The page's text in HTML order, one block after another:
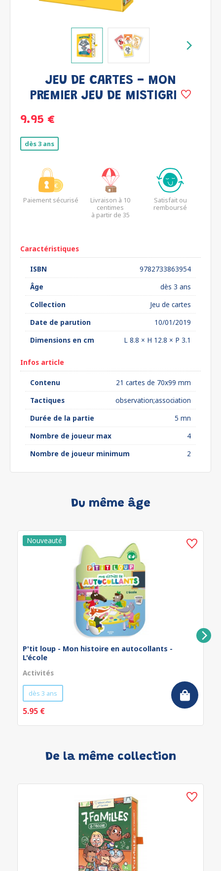
JEU DE CARTES - MON
PREMIER JEU DE MISTIGRI
9.95 €
dès 3 ans
Paiement sécurisé
Livraison à 10
centimes
à partir de 35
Satisfait ou
remboursé
Caractéristiques
ISBN
9782733863954
Âge
dès 3 ans
Collection
Jeu de cartes
Date de parution
10/01/2019
Dimensions en cm
L 8.8 × H 12.8 × P 3.1
Infos article
Contenu
21 cartes de 70x99 mm
Tactiques
observation;association
Durée de la partie
5 mn
Nombre de joueur max
4
Nombre de joueur minimum
2
Du même âge
P'tit loup - Mon histoire en autocollants -
L'école
Activités
dès 3 ans
5.95 €
De la même collection